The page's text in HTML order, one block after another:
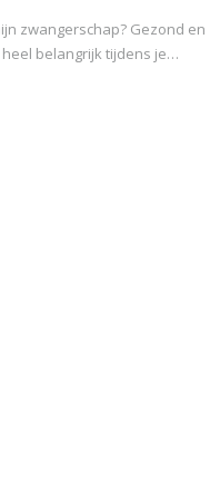
zwangerschap? Gezond en
belangrijk tijdens je…